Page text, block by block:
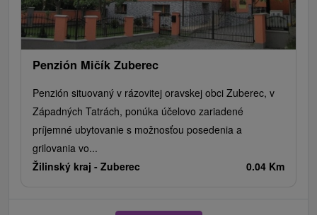
Penzión Mičík Zuberec
Penzión situovaný v rázovitej oravskej obci Zuberec, v
Západných Tatrách, ponúka účelovo zariadené
príjemné ubytovanie s možnosťou posedenia a
grilovania vo...
Žilinský kraj - Zuberec 0.04 Km